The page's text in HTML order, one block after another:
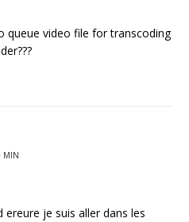
queue video file for transcoding
MIN
je suis aller dans les